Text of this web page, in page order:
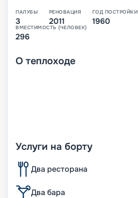
ПАЛУБЫ
3
РЕНОВАЦИЯ
2011
ГОД ПОСТРОЙКИ
1960
ВМЕСТИМОСТЬ (ЧЕЛОВЕК)
296
О теплоходе
Услуги на борту
Два ресторана
Два бара